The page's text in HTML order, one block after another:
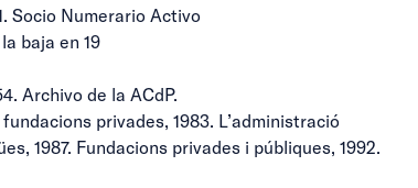
Socio Numerario Activo
baja en 19
Archivo de la ACdP.
privades, 1983. L’administració
1987. Fundacions privades i públiques, 1992.